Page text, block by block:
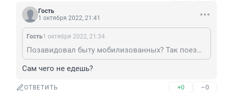
Гость
1 октября 2022, 21:41
Гость1 октября 2022, 21:34
Позавидовал быту мобилизованных? Так поезжай туда, будешь расслабляться.
Сам чего не едешь?
ОТВЕТИТЬ +0 –0